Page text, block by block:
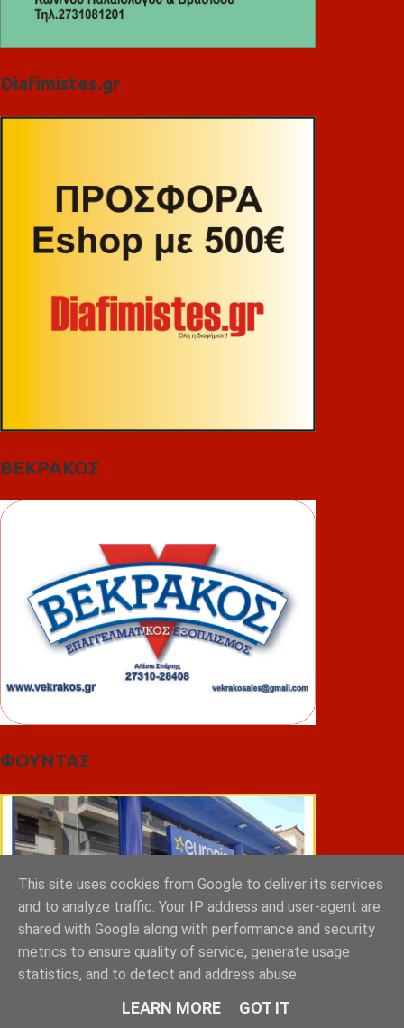
Diafimistes.gr
ΒΕΚΡΑΚΟΣ
ΦΟΥΝΤΑΣ
This site uses cookies from Google to deliver its services
and to analyze traffic. Your IP address and user-agent are
shared with Google along with performance and security
metrics to ensure quality of service, generate usage
statistics, and to detect and address abuse.
LEARN MORE GOT IT